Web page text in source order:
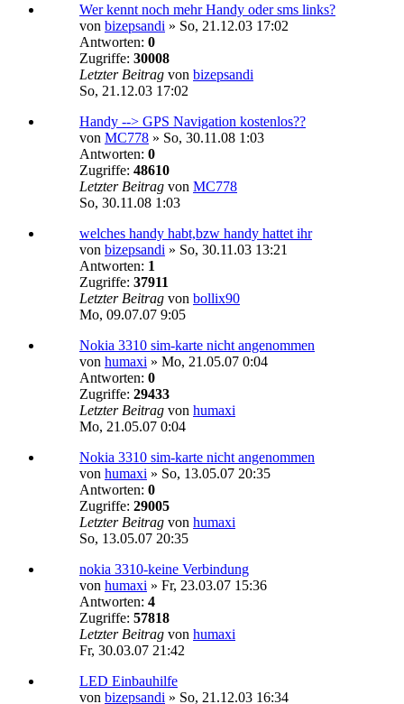
Wer kennt noch mehr Handy oder sms links?
von bizepsandi » So, 21.12.03 17:02
Antworten: 0
Zugriffe: 30008
Letzter Beitrag von bizepsandi
So, 21.12.03 17:02
Handy --> GPS Navigation kostenlos??
von MC778 » So, 30.11.08 1:03
Antworten: 0
Zugriffe: 48610
Letzter Beitrag von MC778
So, 30.11.08 1:03
welches handy habt,bzw handy hattet ihr
von bizepsandi » So, 30.11.03 13:21
Antworten: 1
Zugriffe: 37911
Letzter Beitrag von bollix90
Mo, 09.07.07 9:05
Nokia 3310 sim-karte nicht angenommen
von humaxi » Mo, 21.05.07 0:04
Antworten: 0
Zugriffe: 29433
Letzter Beitrag von humaxi
Mo, 21.05.07 0:04
Nokia 3310 sim-karte nicht angenommen
von humaxi » So, 13.05.07 20:35
Antworten: 0
Zugriffe: 29005
Letzter Beitrag von humaxi
So, 13.05.07 20:35
nokia 3310-keine Verbindung
von humaxi » Fr, 23.03.07 15:36
Antworten: 4
Zugriffe: 57818
Letzter Beitrag von humaxi
Fr, 30.03.07 21:42
LED Einbauhilfe
von bizepsandi » So, 21.12.03 16:34